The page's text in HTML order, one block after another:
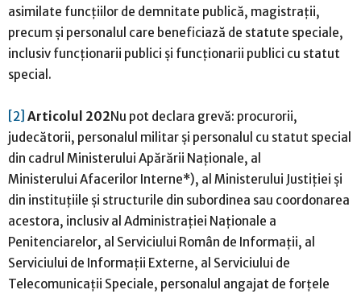
asimilate funcțiilor de demnitate publică, magistrații,
precum și personalul care beneficiază de statute speciale,
inclusiv funcționarii publici și funcționarii publici cu statut
special.
[2] Articolul 202Nu pot declara grevă: procurorii,
judecătorii, personalul militar și personalul cu statut special
din cadrul Ministerului Apărării Naționale, al
Ministerului Afacerilor Interne*), al Ministerului Justiției și
din instituțiile și structurile din subordinea sau coordonarea
acestora, inclusiv al Administrației Naționale a
Penitenciarelor, al Serviciului Român de Informații, al
Serviciului de Informații Externe, al Serviciului de
Telecomunicații Speciale, personalul angajat de forțele